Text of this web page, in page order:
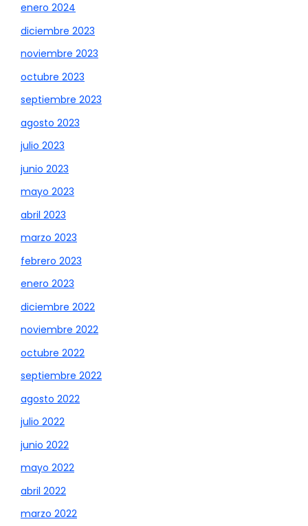
enero 2024
diciembre 2023
noviembre 2023
octubre 2023
septiembre 2023
agosto 2023
julio 2023
junio 2023
mayo 2023
abril 2023
marzo 2023
febrero 2023
enero 2023
diciembre 2022
noviembre 2022
octubre 2022
septiembre 2022
agosto 2022
julio 2022
junio 2022
mayo 2022
abril 2022
marzo 2022